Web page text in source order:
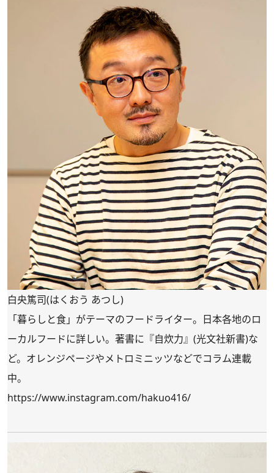
白央篤司(はくおう あつし)
「暮らしと食」がテーマのフードライター。日本各地のロ
ーカルフードに詳しい。著書に『自炊力』(光文社新書)な
ど。オレンジページやメトロミニッツなどでコラム連載
中。
https://www.instagram.com/hakuo416/